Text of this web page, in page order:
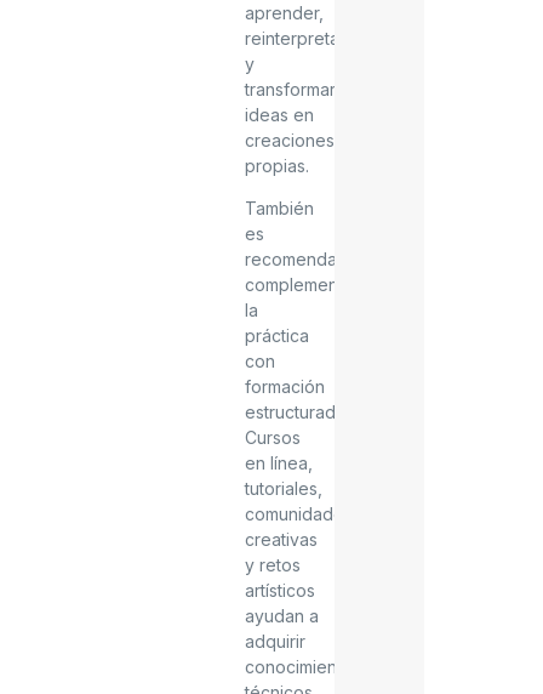
aprender,
reinterpretar
y
transformar
ideas en
creaciones
propias.
También
es
recomendable
complementar
la
práctica
con
formación
estructurada.
Cursos
en línea,
tutoriales,
comunidades
creativas
y retos
artísticos
ayudan a
adquirir
conocimientos